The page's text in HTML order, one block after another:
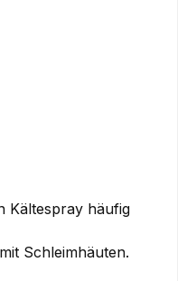
Kältespray häufig
Schleimhäuten.